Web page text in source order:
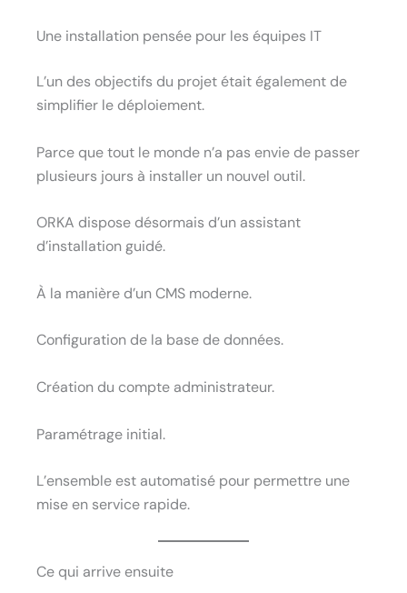
Une installation pensée pour les équipes IT
L’un des objectifs du projet était également de
simplifier le déploiement.
Parce que tout le monde n’a pas envie de passer
plusieurs jours à installer un nouvel outil.
ORKA dispose désormais d’un assistant
d’installation guidé.
À la manière d’un CMS moderne.
Configuration de la base de données.
Création du compte administrateur.
Paramétrage initial.
L’ensemble est automatisé pour permettre une
mise en service rapide.
Ce qui arrive ensuite